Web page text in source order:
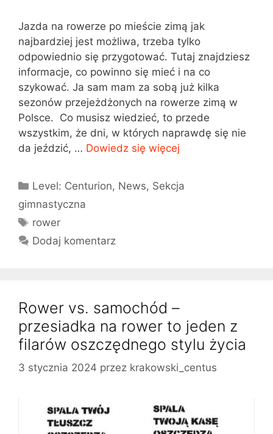
Jazda na rowerze po mieście zimą jak
najbardziej jest możliwa, trzeba tylko
odpowiednio się przygotować. Tutaj znajdziesz
informacje, co powinno się mieć i na co
szykować. Ja sam mam za sobą już kilka
sezonów przejeżdżonych na rowerze zimą w
Polsce. Co musisz wiedzieć, to przede
wszystkim, że dni, w których naprawdę się nie
da jeździć, … Dowiedz się więcej
Kategorie
Level: Centurion, News, Sekcja
gimnastyczna
Tagi
rower
Dodaj komentarz
Rower vs. samochód –
przesiadka na rower to jeden z
filarów oszczędnego stylu życia
3 stycznia 2024 przez krakowski_centus